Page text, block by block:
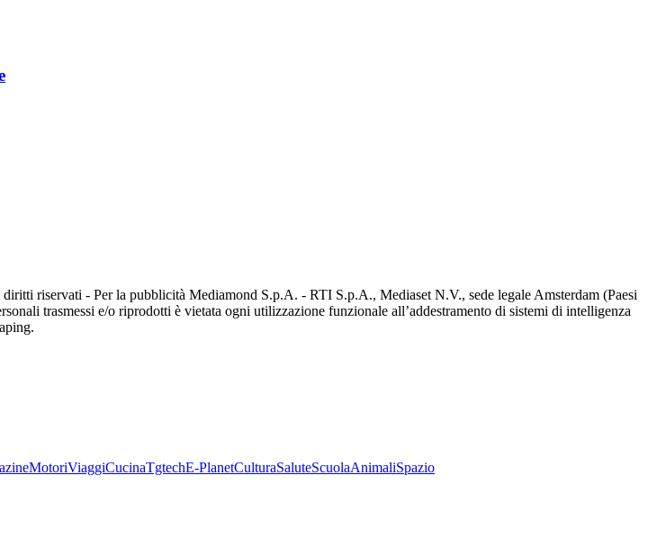
riservati - Per la pubblicità Mediamond S.p.A. - RTI S.p.A., Mediaset N.V., sede legale Amsterdam (Paesi
trasmessi e/o riprodotti è vietata ogni utilizzazione funzionale all’addestramento di sistemi di intelligenza
MotoriViaggiCucinaTgtechE-PlanetCulturaSaluteScuolaAnimaliSpazio